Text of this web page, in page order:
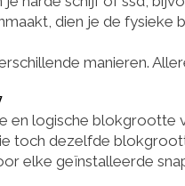
dien je de
manieren.
en logische blokgrootte
toch dezelfde
elke geïnstalleerde